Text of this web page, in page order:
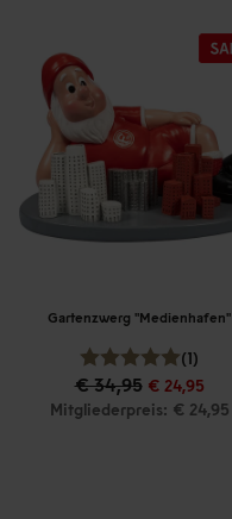
Gartenzwerg "Medienhafen"
(1)
€ 34,95 € 24,95
Mitgliederpreis: € 24,95